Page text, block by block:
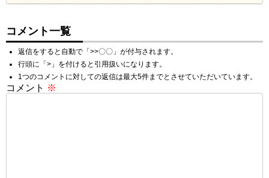
コメント一覧
返信をすると自動で「>>〇〇」が付与されます。
行頭に「>」を付けると引用扱いになります。
1つのコメントに対しての返信は最大5件までとさせていただいています。
コメント ※